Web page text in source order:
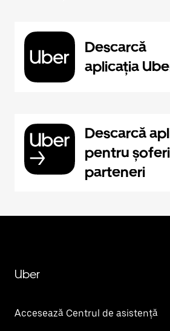
Descarcă
aplicația
Descarcă
pentru șoferi
parteneri
Uber
Accesează Centrul de asistență